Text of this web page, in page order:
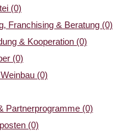
(0)
Franchising & Beratung (0)
& Kooperation (0)
(0)
(0)
Partnerprogramme (0)
(0)